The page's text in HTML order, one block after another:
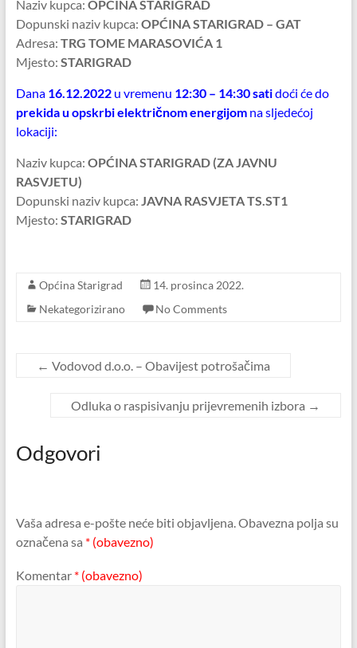
Naziv kupca: OPĆINA STARIGRAD
Dopunski naziv kupca: OPĆINA STARIGRAD – GAT
Adresa: TRG TOME MARASOVIĆA 1
Mjesto: STARIGRAD
Dana 16.12.2022u vremenu 12:30 – 14:30 satidoći će do
prekida u opskrbi električnom energijomna sljedećoj
lokaciji:
Naziv kupca: OPĆINA STARIGRAD (ZA JAVNU
RASVJETU)
Dopunski naziv kupca: JAVNA RASVJETA TS.ST1
Mjesto: STARIGRAD
Općina Starigrad
14. prosinca 2022.
Nekategorizirano
No Comments
← Vodovod d.o.o. – Obavijest potrošačima
Odluka o raspisivanju prijevremenih izbora →
Odgovori
Vaša adresa e-pošte neće biti objavljena.Obavezna polja su
označena sa * (obavezno)
Komentar * (obavezno)